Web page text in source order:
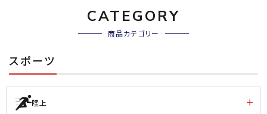
CATEGORY
商品カテゴリー
スポーツ
陸上